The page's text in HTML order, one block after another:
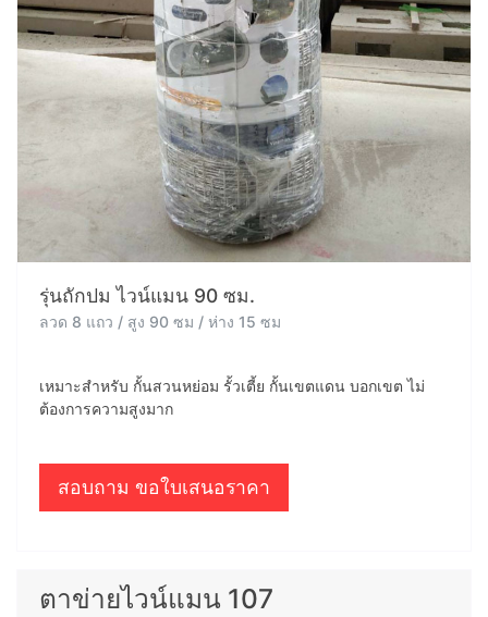
รุ่นถักปม ไวน์แมน 90 ซม.
ลวด 8 แถว / สูง 90 ซม / ห่าง 15 ซม
เหมาะสำหรับ กั้นสวนหย่อม รั้วเตี้ย กั้นเขตแดน บอกเขต ไม่
ต้องการความสูงมาก
สอบถาม ขอใบเสนอราคา
ตาข่ายไวน์แมน 107